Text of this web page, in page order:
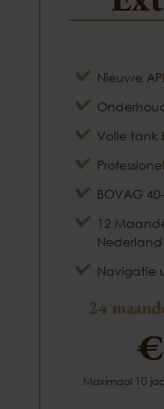
Nieuwe
Volle tank
BOVAG
12
Nederland
Navigatie
24
Maximaal 10